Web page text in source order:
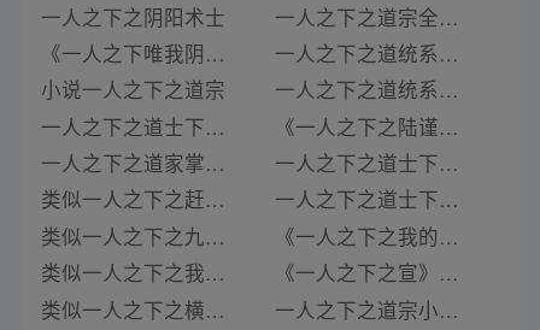
一人之下之阴阳术士
《一人之下唯我阴阳》类似推荐
小说一人之下之道宗
一人之下之道士下山 小说
一人之下之道家掌门小说
类似一人之下之赶尸匠的小说
类似一人之下之九九八十一的小说
类似一人之下之我有写轮眼的小说
类似一人之下之横空出世的小说推荐
一人之下之道宗全文在线阅读
一人之下之道统系统txt下载
一人之下之道统系统小说最新章节
《一人之下之陆谨之孙》类似推荐
一人之下之道士下山txt 小说
一人之下之道士下山小说免费
《一人之下之我的老婆是冯宝宝》类似推荐
《一人之下之宣》类似推荐
一人之下之道宗小说全本免费阅读